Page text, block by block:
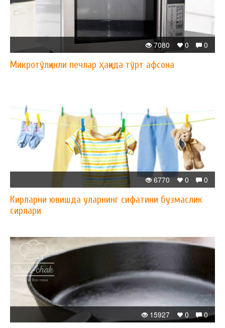
0
0
7080
Микротўлқинли печлар ҳақида тўрт афсона
0
0
6770
Кирларни ювишда уларнинг сифатини бузмаслик
сирлари
0
0
15927